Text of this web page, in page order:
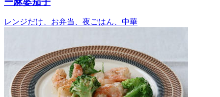
レンジだけ、お弁当、夜ごはん、中華